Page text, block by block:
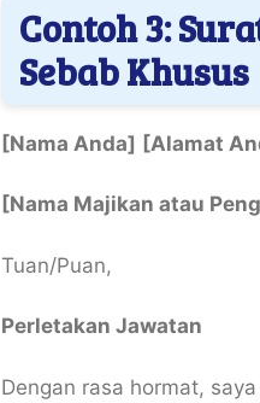
Contoh 3:
Sebab Khusus
[Nama Anda] [Alamat
[Nama Majikan atau
Tuan/Puan,
Perletakan Jawatan
Dengan rasa hormat,